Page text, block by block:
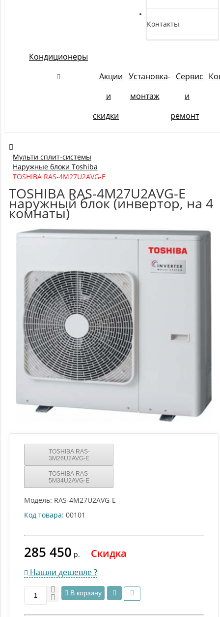
Контакты
Кондиционеры
Акции
и
скидки
Установка-
монтаж
Сервис
и
ремонт
Мульти сплит-системы
Наружные блоки Toshiba
TOSHIBA RAS-4M27U2AVG-E
TOSHIBA RAS-4M27U2AVG-E
наружный блок (инвертор, на 4
комнаты)
TOSHIBA RAS-
3M26U2AVG-E
TOSHIBA RAS-
5M34U2AVG-E
Модель: RAS-4M27U2AVG-E
Код товара: 00101
285 450 р. Скидка
Нашли дешевле ?
В корзину